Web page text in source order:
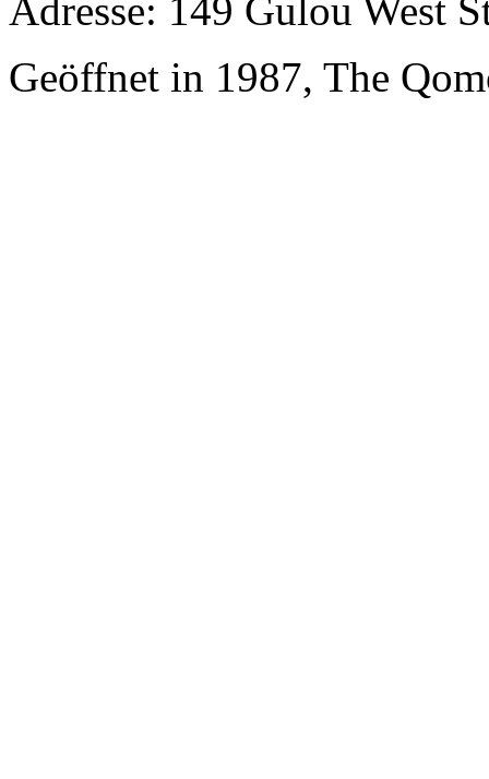
Adresse: 149 Gulou West
Geöffnet in 1987, The